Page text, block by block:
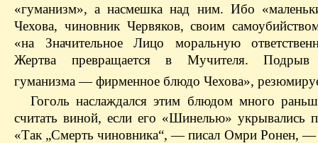
«гуманизм», а насмешка над ним. Ибо
Чехова, чиновник Червяков, своим
«на Значительное Лицо моральную
Жертва превращается в Мучителя. Подрыв
гуманизма — фирменное блюдо Чехова»,
Гоголь наслаждался этим блюдом много
считать виной, если его «Шинелью» укрывались
«Так „Смерть чиновника“, — писал Омри Ронен, —